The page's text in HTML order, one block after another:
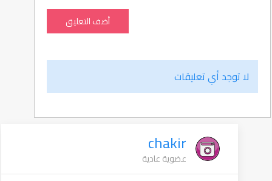
أضف التعليق
لا توجد أي تعليقات
chakir
عضوية عادية